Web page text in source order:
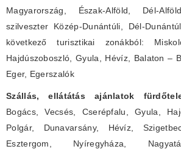
Magyarország, Észak-Alföld, Dél-
szilveszter Közép-Dunántúli, Dél-
következő turisztikai zonákból:
Hajdúszoboszló, Gyula, Hévíz, Balaton –
Eger, Egerszalók
Szállás, ellátátás ajánlatok
Bogács, Vecsés, Cserépfalu, Gyula,
Polgár, Dunavarsány, Hévíz,
Esztergom, Nyíregyháza,